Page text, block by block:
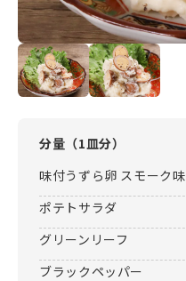
分量（1皿分）
味付うずら卵 スモーク味
ポテトサラダ
グリーンリーフ
ブラックペッパー